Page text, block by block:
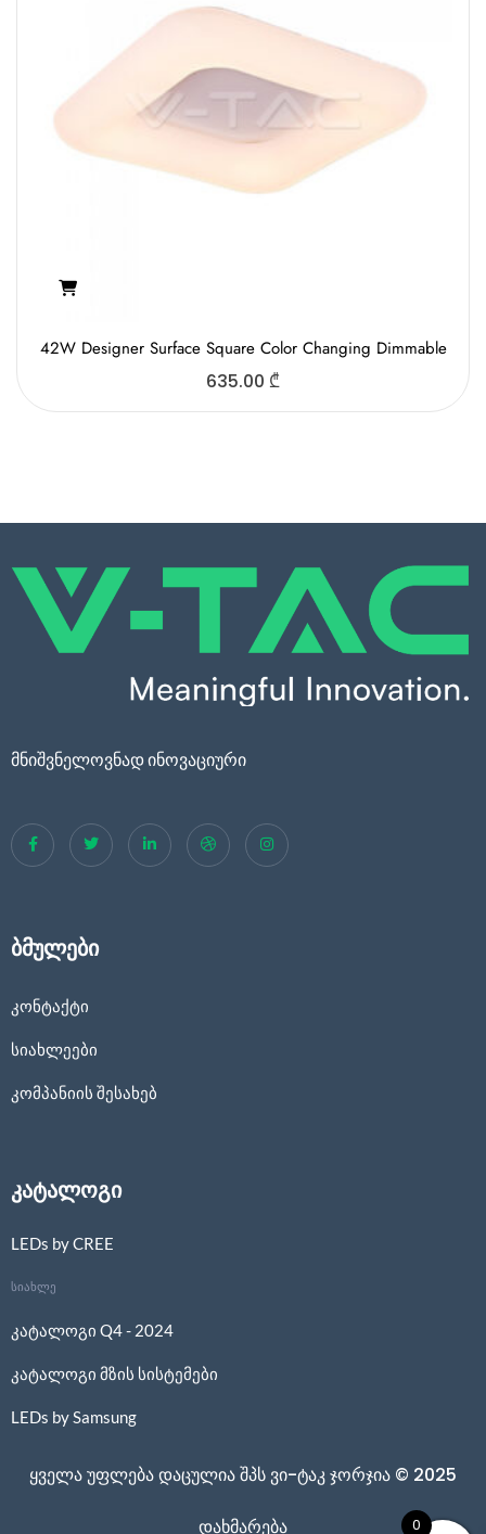
42W Designer Surface Square Color Changing Dimmable
635.00 ₾
მნიშვნელოვნად ინოვაციური
ბმულები
კონტაქტი
სიახლეები
კომპანიის შესახებ
კატალოგი
LEDs by CREE
სიახლე
კატალოგი Q4 - 2024
კატალოგი მზის სისტემები
LEDs by Samsung
ყველა უფლება დაცულია შპს ვი-ტაკ ჯორჯია © 2025
დახმარება 0